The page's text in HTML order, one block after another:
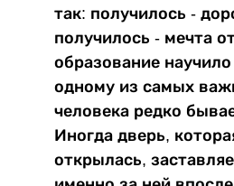
так: получилось -
получилось - мечта
образование
одному из самых
человека редко
Иногда дверь,
открылась,